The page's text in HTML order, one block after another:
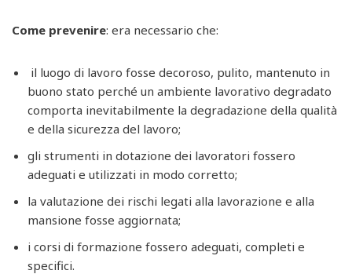
Come prevenire: era necessario che:
il luogo di lavoro fosse decoroso, pulito, mantenuto in
buono stato perché un ambiente lavorativo degradato
comporta inevitabilmente la degradazione della qualità
e della sicurezza del lavoro;
gli strumenti in dotazione dei lavoratori fossero
adeguati e utilizzati in modo corretto;
la valutazione dei rischi legati alla lavorazione e alla
mansione fosse aggiornata;
i corsi di formazione fossero adeguati, completi e
specifici.